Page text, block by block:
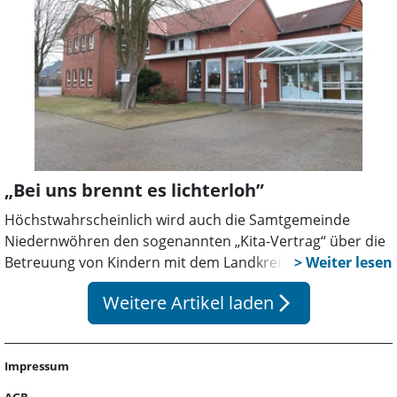
die Zahl der Mitarbeiter der Landkreisverwaltung weiter
steigen soll, zudem seien die geplanten Investitionen in
Sammelunterkünfte für Flüchtlinge zu hoch.
„Bei uns brennt es lichterloh”
Höchstwahrscheinlich wird auch die Samtgemeinde
Niedernwöhren den sogenannten „Kita-Vertrag“ über die
Betreuung von Kindern mit dem Landkreis kündigen. Für
die Mädchen und Jungen in den Kindergärten sowie die
Eltern wird sich dadurch nichts ändern, Hintergrund der
Kündigung ist die Frage der Finanzierung der
Einrichtungen.
Weitere Artikel laden arrow_forward_ios
Impressum